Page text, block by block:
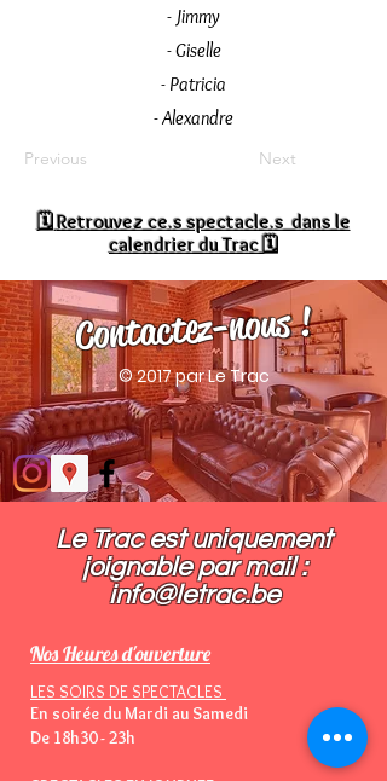
- Jimmy
- Giselle
- Patricia
- Alexandre
Previous Next
🗓Retrouvez ce.s spectacle.s dans le
calendrier du Trac 🗓
Contactez-nous !
© 2017 par Le Trac
Le Trac est uniquement
joignable par mail :​
info@letrac.be
Nos Heures d'ouverture
LES SOIRS DE SPECTACLES
En soirée du Mardi au Samedi
De 18h30 - 23h